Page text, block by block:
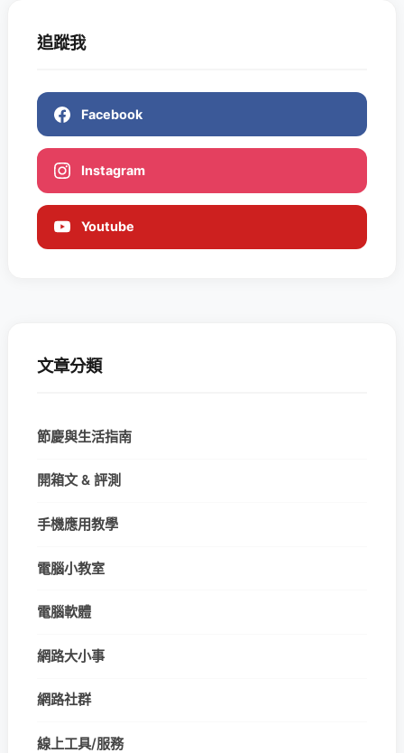
追蹤我
Facebook
Instagram
Youtube
文章分類
節慶與生活指南
開箱文 & 評測
手機應用教學
電腦小教室
電腦軟體
網路大小事
網路社群
線上工具/服務